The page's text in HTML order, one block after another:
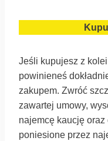
Jeśli kupujesz z
powinieneś
zakupem. Zwróć
zawartej umowy,
najemcę kaucję oraz
poniesione przez